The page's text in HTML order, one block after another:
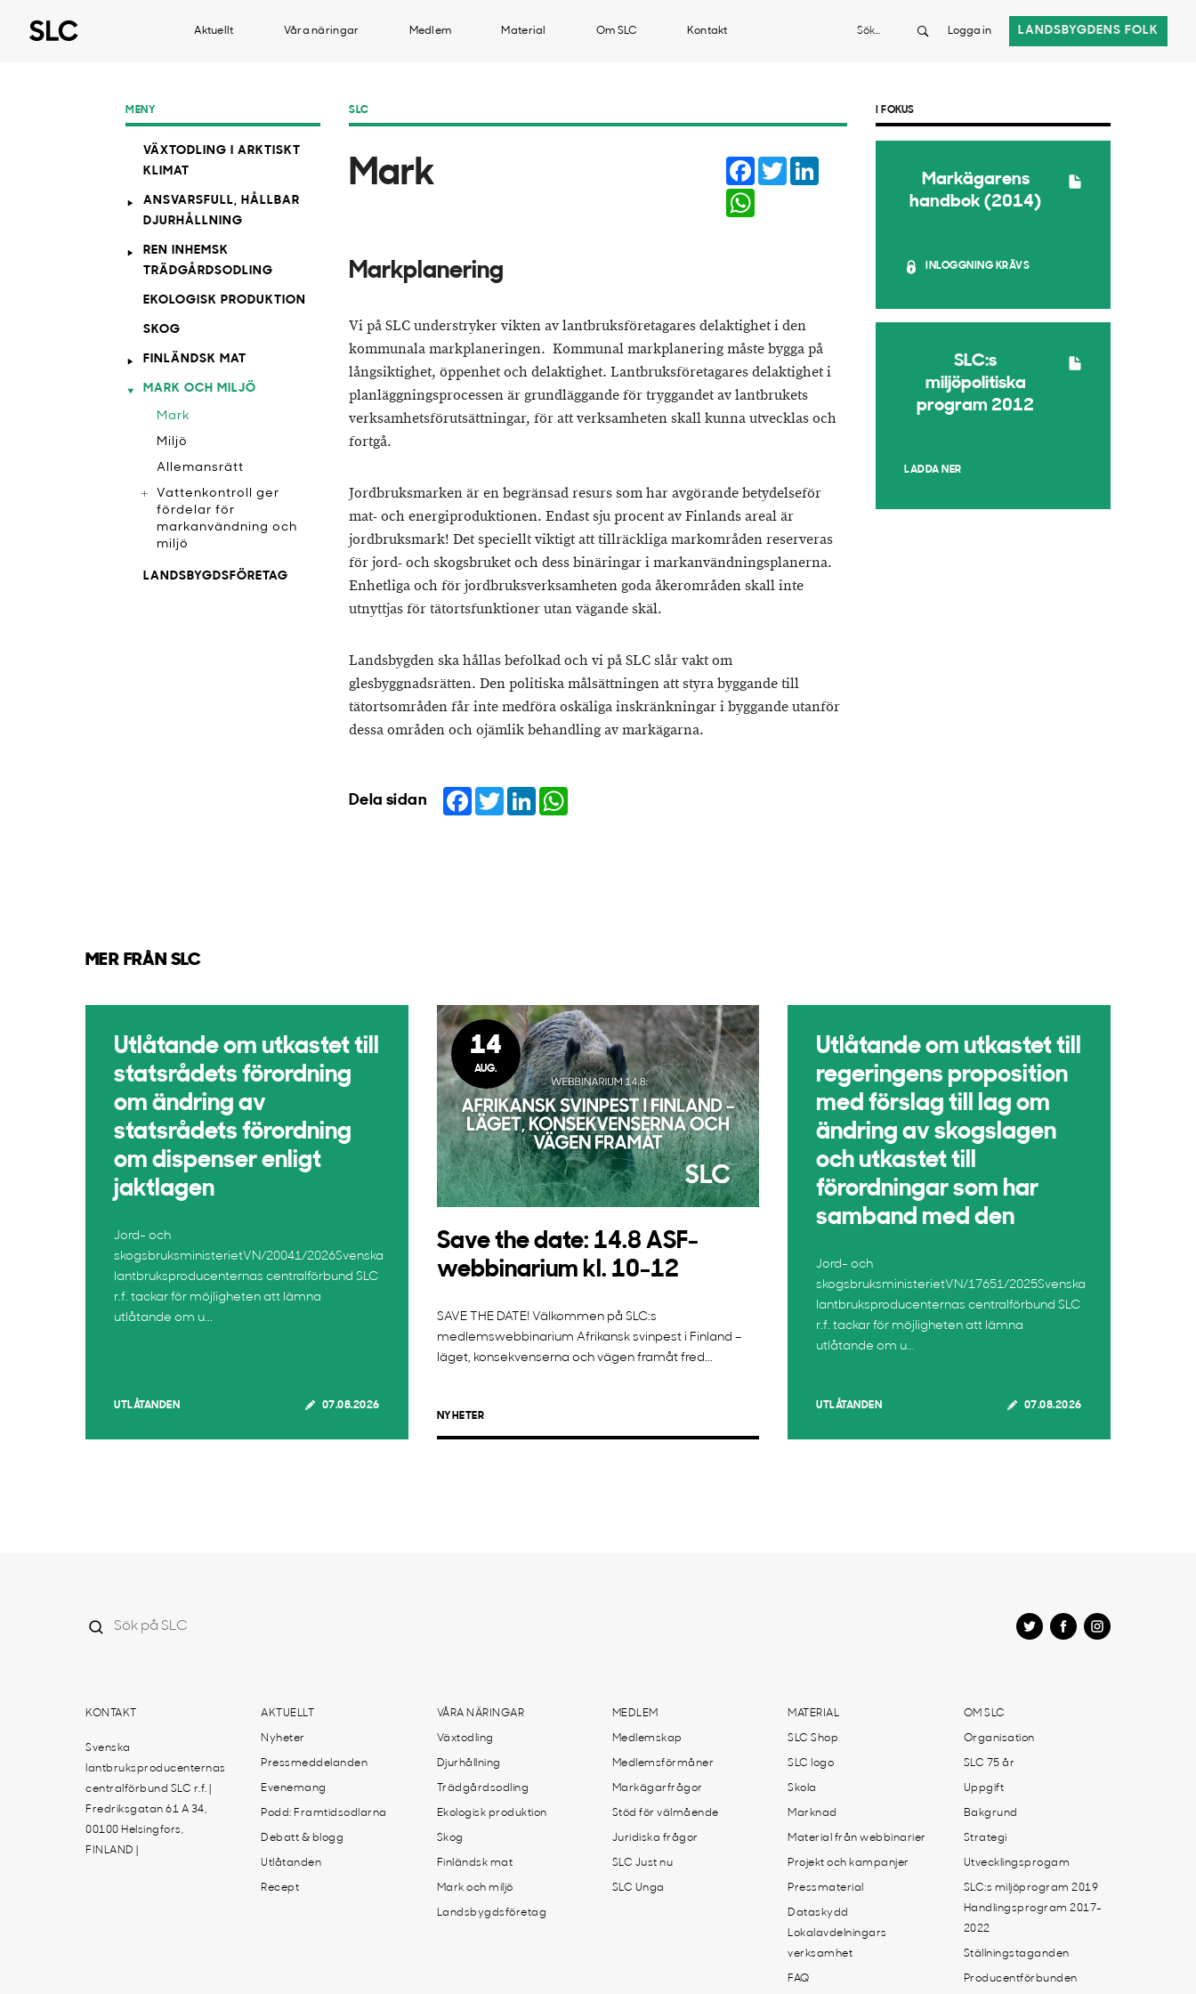
Aktuellt Våra näringar Medlem Material Om SLC Kontakt Sök Logga in LANDSBYGDENS FOLK
SLC
Mark Facebook
Twitter
Markplanering
Vi på SLC understryker vikten av lantbruksföretagares delaktighet i den
kommunala markplaneringen. Kommunal markplanering måste bygga på
långsiktighet, öppenhet och delaktighet. Lantbruksföretagares delaktighet i
planläggningsprocessen är grundläggande för tryggandet av lantbrukets
verksamhetsförutsättningar, för att verksamheten skall kunna utvecklas och
fortgå.
Jordbruksmarken är en begränsad resurs som har avgörande betydelseför
mat- och energiproduktionen. Endast sju procent av Finlands areal är
jordbruksmark! Det speciellt viktigt att tillräckliga markområden reserveras
för jord- och skogsbruket och dess binäringar i markanvändningsplanerna.
Enhetliga och för jordbruksverksamheten goda åkerområden skall inte
utnyttjas för tätortsfunktioner utan vägande skäl.
Landsbygden ska hållas befolkad och vi på SLC slår vakt om
glesbyggnadsrätten. Den politiska målsättningen att styra byggande till
tätortsområden får inte medföra oskäliga inskränkningar i byggande utanför
dessa områden och ojämlik behandling av markägarna.
Dela sidan Facebook
TwitterLinkedIn
MENY
VÄXTODLING I ARKTISKT
KLIMAT
ANSVARSFULL, HÅLLBAR
DJURHÅLLNING
REN INHEMSK
TRÄDGÅRDSODLING
EKOLOGISK PRODUKTION
SKOG
FINLÄNDSK MAT
MARK OCH MILJÖ
Mark
Miljö
Allemansrätt
Vattenkontroll ger
fördelar för
markanvändning och
miljö
LANDSBYGDSFÖRETAG
I FOKUS
Markägarens
handbok (2014)
INLOGGNING KRÄVS
SLC:s
miljöpolitiska
program 2012
LADDA NER
MER FRÅN SLC
Utlåtande om utkastet till
statsrådets förordning
om ändring av
statsrådets förordning
om dispenser enligt
jaktlagen
Jord- och
skogsbruksministerietVN/20041/2026Svenska
lantbruksproducenternas centralförbund SLC
r.f. tackar för möjligheten att lämna
utlåtande om u...
UTLÅTANDEN 07.08.2026
14
AUG.
Save the date: 14.8 ASF-
webbinarium kl. 10-12
SAVE THE DATE! Välkommen på SLC:s
medlemswebbinarium Afrikansk svinpest i Finland –
läget, konsekvenserna och vägen framåt fred...
NYHETER
Utlåtande om utkastet till
regeringens proposition
med förslag till lag om
ändring av skogslagen
och utkastet till
förordningar som har
samband med den
Jord- och
skogsbruksministerietVN/17651/2025Svenska
lantbruksproducenternas centralförbund SLC
r.f. tackar för möjligheten att lämna
utlåtande om u...
UTLÅTANDEN 07.08.2026
KONTAKT
Svenska
lantbruksproducenternas
centralförbund SLC r.f. |
Fredriksgatan 61 A 34,
00100 Helsingfors,
FINLAND |
AKTUELLT
Nyheter
Pressmeddelanden
Evenemang
Podd: Framtidsodlarna
Debatt & blogg
Utlåtanden
Recept
VÅRA NÄRINGAR
Växtodling
Djurhållning
Trädgårdsodling
Ekologisk produktion
Skog
Finländsk mat
Mark och miljö
Landsbygdsföretag
MEDLEM
Medlemskap
Medlemsförmåner
Markägarfrågor
Stöd för välmående
Juridiska frågor
SLC Just nu
SLC Unga
MATERIAL
SLC Shop
SLC logo
Skola
Marknad
Material från webbinarier
Projekt och kampanjer
Pressmaterial
Dataskydd
Lokalavdelningars
verksamhet
FAQ
OM SLC
Organisation
SLC 75 år
Uppgift
Bakgrund
Strategi
Utvecklingsprogam
SLC:s miljöprogram 2019
Handlingsprogram 2017-
2022
Ställningstaganden
Producentförbunden